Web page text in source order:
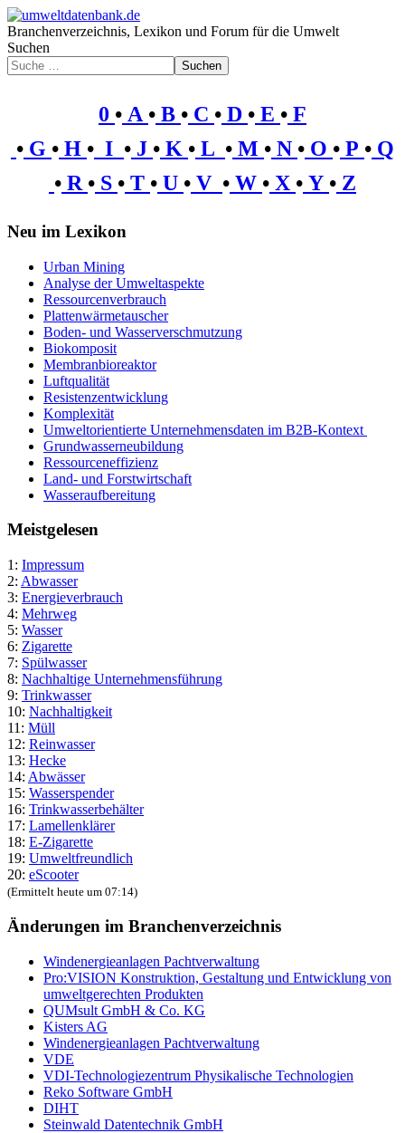
Branchenverzeichnis, Lexikon und Forum für die Umwelt
Suchen
Suchen
0 • A • B • C • D • E • F
• G • H • I • J • K • L • M • N • O • P • Q
• R • S • T • U • V • W • X • Y • Z
Neu im Lexikon
Urban Mining
Analyse der Umweltaspekte
Ressourcenverbrauch
Plattenwärmetauscher
Boden- und Wasserverschmutzung
Biokomposit
Membranbioreaktor
Luftqualität
Resistenzentwicklung
Komplexität
Umweltorientierte Unternehmensdaten im B2B-Kontext
Grundwasserneubildung
Ressourceneffizienz
Land- und Forstwirtschaft
Wasseraufbereitung
Meistgelesen
1: Impressum
2: Abwasser
3: Energieverbrauch
4: Mehrweg
5: Wasser
6: Zigarette
7: Spülwasser
8: Nachhaltige Unternehmensführung
9: Trinkwasser
10: Nachhaltigkeit
11: Müll
12: Reinwasser
13: Hecke
14: Abwässer
15: Wasserspender
16: Trinkwasserbehälter
17: Lamellenklärer
18: E-Zigarette
19: Umweltfreundlich
20: eScooter
(Ermittelt heute um 07:14)
Änderungen im Branchenverzeichnis
Windenergieanlagen Pachtverwaltung
Pro:VISION Konstruktion, Gestaltung und Entwicklung von
umweltgerechten Produkten
QUMsult GmbH & Co. KG
Kisters AG
Windenergieanlagen Pachtverwaltung
VDE
VDI-Technologiezentrum Physikalische Technologien
Reko Software GmbH
DIHT
Steinwald Datentechnik GmbH